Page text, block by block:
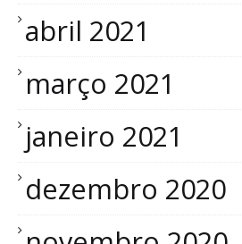
abril 2021
março 2021
janeiro 2021
dezembro 2020